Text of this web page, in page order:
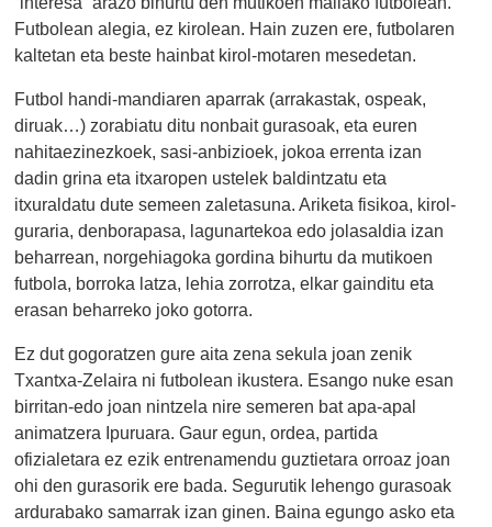
Futbolean alegia, ez kirolean. Hain zuzen ere, futbolaren
kaltetan eta beste hainbat kirol-motaren mesedetan.
Futbol handi-mandiaren aparrak (arrakastak, ospeak,
diruak…) zorabiatu ditu nonbait gurasoak, eta euren
nahitaezinezkoek, sasi-anbizioek, jokoa errenta izan
dadin grina eta itxaropen ustelek baldintzatu eta
itxuraldatu dute semeen zaletasuna. Ariketa fisikoa, kirol-
guraria, denborapasa, lagunartekoa edo jolasaldia izan
beharrean, norgehiagoka gordina bihurtu da mutikoen
futbola, borroka latza, lehia zorrotza, elkar gainditu eta
erasan beharreko joko gotorra.
Ez dut gogoratzen gure aita zena sekula joan zenik
Txantxa-Zelaira ni futbolean ikustera. Esango nuke esan
birritan-edo joan nintzela nire semeren bat apa-apal
animatzera Ipuruara. Gaur egun, ordea, partida
ofizialetara ez ezik entrenamendu guztietara orroaz joan
ohi den gurasorik ere bada. Segurutik lehengo gurasoak
ardurabako samarrak izan ginen. Baina egungo asko eta